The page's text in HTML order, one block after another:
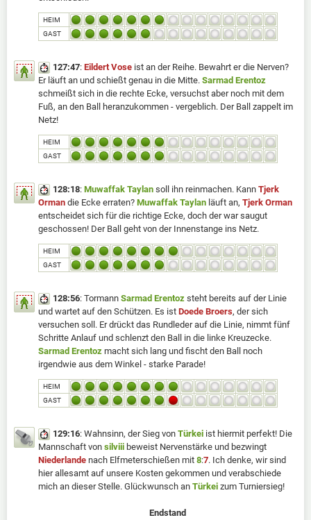
HEIM
GAST
127:47: Eildert Vose ist an der Reihe. Bewahrt er die Nerven?
Er läuft an und schießt genau in die Mitte. Sarmad Erentoz
schmeißt sich in die rechte Ecke, versuchst aber noch mit dem
Fuß, an den Ball heranzukommen - vergeblich. Der Ball zappelt im
Netz!
HEIM
GAST
128:18: Muwaffak Taylan soll ihn reinmachen. Kann Tjerk
Orman die Ecke erraten? Muwaffak Taylan läuft an, Tjerk Orman
entscheidet sich für die richtige Ecke, doch der war saugut
geschossen! Der Ball geht von der Innenstange ins Netz.
HEIM
GAST
128:56: Tormann Sarmad Erentoz steht bereits auf der Linie
und wartet auf den Schützen. Es ist Doede Broers, der sich
versuchen soll. Er drückt das Rundleder auf die Linie, nimmt fünf
Schritte Anlauf und schlenzt den Ball in die linke Kreuzecke.
Sarmad Erentoz macht sich lang und fischt den Ball noch
irgendwie aus dem Winkel - starke Parade!
HEIM
GAST
129:16: Wahnsinn, der Sieg von Türkei ist hiermit perfekt! Die
Mannschaft von silviii beweist Nervenstärke und bezwingt
Niederlande nach Elfmeterschießen mit 8:7. Ich denke, wir sind
hier allesamt auf unsere Kosten gekommen und verabschiede
mich an dieser Stelle. Glückwunsch an Türkei zum Turniersieg!
Endstand